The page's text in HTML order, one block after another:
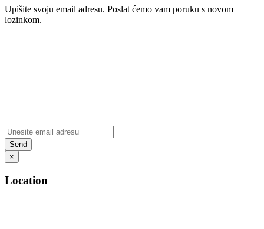
Upišite svoju email adresu. Poslat ćemo vam poruku s novom
lozinkom.
×
Location